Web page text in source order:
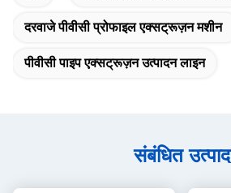
दरवाजे पीवीसी प्रोफाइल एक्सट्रूज़न मशीन
पीवीसी पाइप एक्सट्रूज़न उत्पादन लाइन
संबंधित उत्पाद